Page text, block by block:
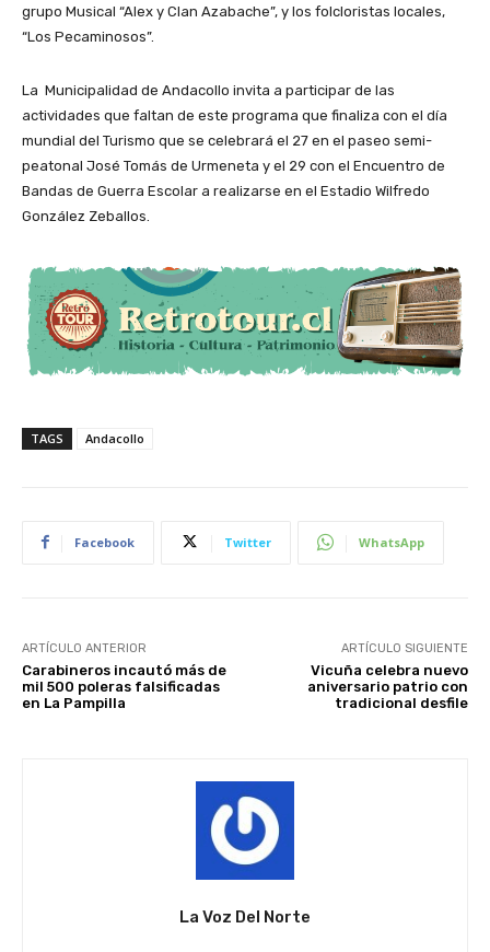
grupo Musical “Alex y Clan Azabache”, y los folcloristas locales,
“Los Pecaminosos”.
La Municipalidad de Andacollo invita a participar de las
actividades que faltan de este programa que finaliza con el día
mundial del Turismo que se celebrará el 27 en el paseo semi-
peatonal José Tomás de Urmeneta y el 29 con el Encuentro de
Bandas de Guerra Escolar a realizarse en el Estadio Wilfredo
González Zeballos.
TAGS Andacollo
Facebook Twitter WhatsApp
ARTÍCULO ANTERIOR
Carabineros incautó más de
mil 500 poleras falsificadas
en La Pampilla
ARTÍCULO SIGUIENTE
Vicuña celebra nuevo
aniversario patrio con
tradicional desfile
La Voz Del Norte